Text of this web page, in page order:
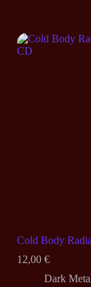
Cold Body
12,00 €
Dark